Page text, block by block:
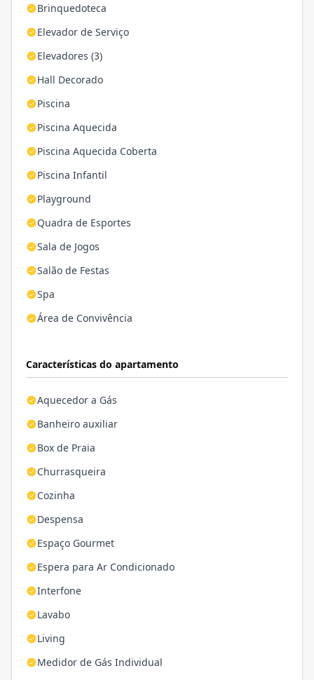
Brinquedoteca
Elevador de Serviço
Elevadores (3)
Hall Decorado
Piscina
Piscina Aquecida
Piscina Aquecida Coberta
Piscina Infantil
Playground
Quadra de Esportes
Sala de Jogos
Salão de Festas
Spa
Área de Convivência
Características do apartamento
Aquecedor a Gás
Banheiro auxiliar
Box de Praia
Churrasqueira
Cozinha
Despensa
Espaço Gourmet
Espera para Ar Condicionado
Interfone
Lavabo
Living
Medidor de Gás Individual